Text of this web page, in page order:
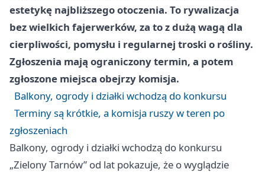
estetykę najbliższego otoczenia. To rywalizacja
bez wielkich fajerwerków, za to z dużą wagą dla
cierpliwości, pomysłu i regularnej troski o rośliny.
Zgłoszenia mają ograniczony termin, a potem
zgłoszone miejsca obejrzy komisja.
Balkony, ogrody i działki wchodzą do konkursu
Terminy są krótkie, a komisja ruszy w teren po
zgłoszeniach
Balkony, ogrody i działki wchodzą do konkursu
„Zielony Tarnów” od lat pokazuje, że o wyglądzie